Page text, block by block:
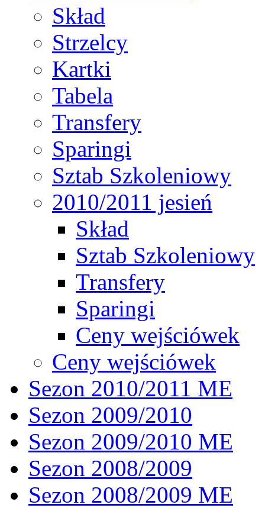
Skład
Strzelcy
Kartki
Tabela
Transfery
Sparingi
Sztab Szkoleniowy
2010/2011 jesień
Skład
Sztab Szkoleniowy
Transfery
Sparingi
Ceny wejściówek
Ceny wejściówek
Sezon 2010/2011 ME
Sezon 2009/2010
Sezon 2009/2010 ME
Sezon 2008/2009
Sezon 2008/2009 ME